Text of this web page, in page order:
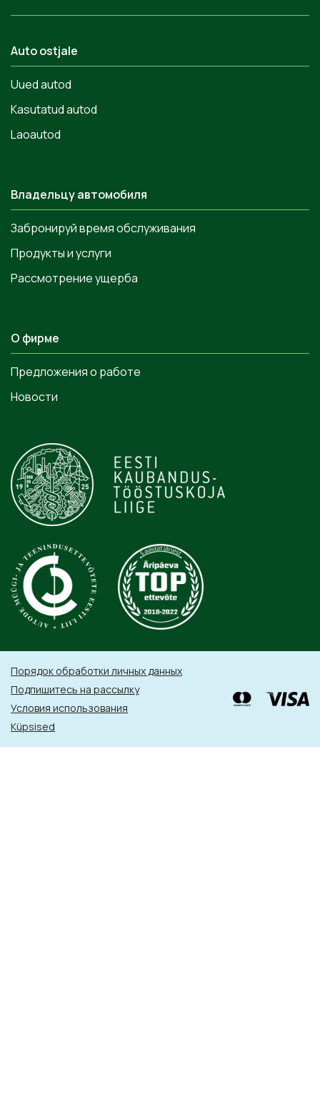
Auto ostjale
Uued autod
Kasutatud autod
Laoautod
Владельцу автомобиля
Забронируй время обслуживания
Продукты и услуги
Рассмотрение ущерба
О фирме
Предложения о работе
Новости
Порядок обработки личных данных
Подпишитесь на рассылку
Условия использования
Küpsised